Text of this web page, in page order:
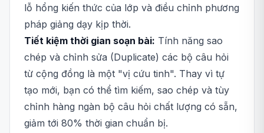
lỗ hổng kiến thức của lớp và điều chỉnh phương
pháp giảng dạy kịp thời.
Tiết kiệm thời gian soạn bài: Tính năng sao
chép và chỉnh sửa (Duplicate) các bộ câu hỏi
từ cộng đồng là một "vị cứu tinh". Thay vì tự
tạo mới, bạn có thể tìm kiếm, sao chép và tùy
chỉnh hàng ngàn bộ câu hỏi chất lượng có sẵn,
giảm tới 80% thời gian chuẩn bị.